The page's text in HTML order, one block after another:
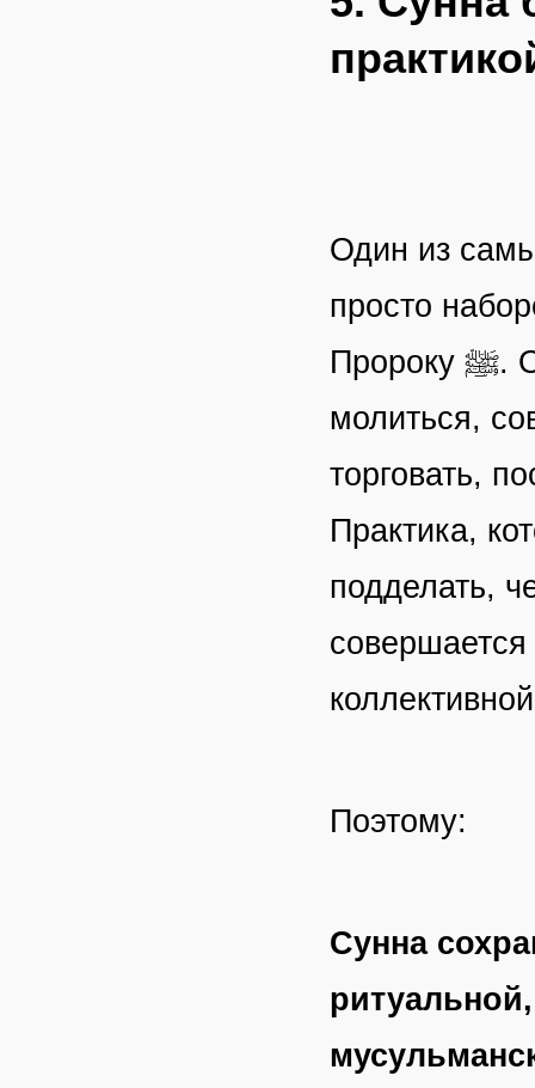
Один из
просто
Пророку ﷺ. Она была образом действия общины: как
молиться,
торговать,
Практика,
подделать,
совершается
Поэтому:
Сунна